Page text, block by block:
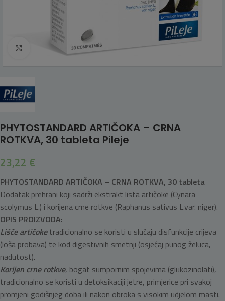
Click to enlarge
PHYTOSTANDARD ARTIČOKA – CRNA
ROTKVA, 30 tableta Pileje
23,22 €
PHYTOSTANDARD ARTIČOKA – CRNA ROTKVA, 30 tableta
Dodatak prehrani koji sadrži ekstrakt lista artičoke (Cynara
scolymus L.) i korijena crne rotkve (Raphanus sativus L.var. niger).
OPIS PROIZVODA:
Lišće artičoketradicionalno se koristi u slučaju disfunkcije crijeva
(loša probava) te kod digestivnih smetnji (osjećaj punog želuca,
nadutost).
Korijen crne rotkve, bogat sumpornim spojevima (glukozinolati),
tradicionalno se koristi u detoksikaciji jetre, primjerice pri svakoj
promjeni godišnjeg doba ili nakon obroka s visokim udjelom masti.